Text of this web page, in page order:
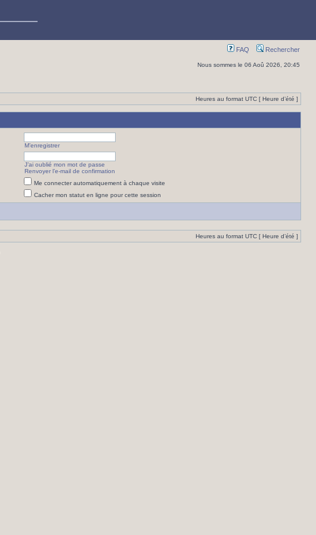
FAQ Rechercher
Nous sommes le 06 Aoû 2026, 20:45
Heures au format UTC [ Heure d’été ]
M’enregistrer
J’ai oublié mon mot de passe
Renvoyer l’e-mail de confirmation
Me connecter automatiquement à chaque visite
Cacher mon statut en ligne pour cette session
Heures au format UTC [ Heure d’été ]